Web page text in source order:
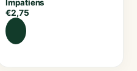
Impatiens
€2,75